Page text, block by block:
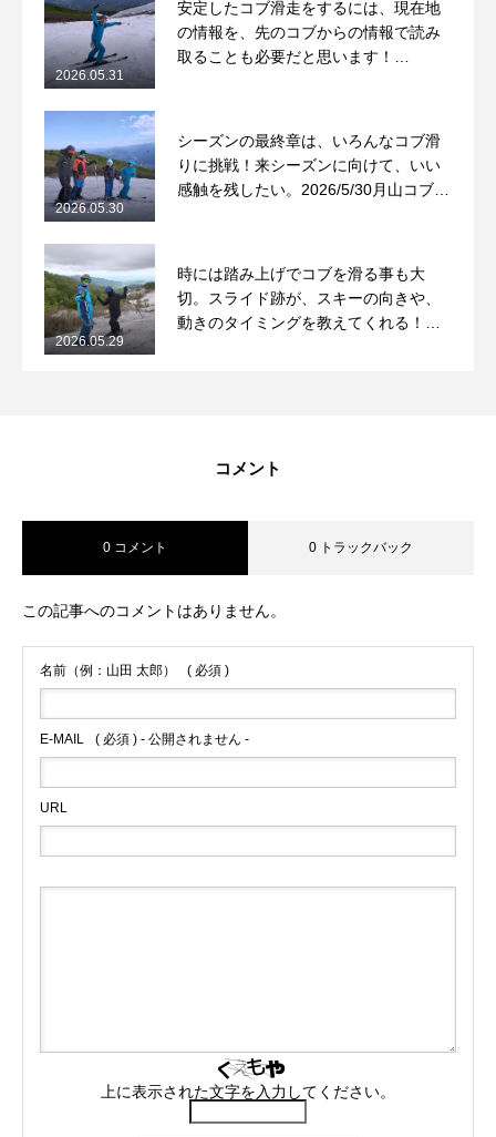
安定したコブ滑走をするには、現在地
の情報を、先のコブからの情報で読み
取ることも必要だと思います！
2026.05.31
シーズンの最終章は、いろんなコブ滑
りに挑戦！来シーズンに向けて、いい
感触を残したい。2026/5/30月山コブレ
2026.05.30
時には踏み上げでコブを滑る事も大
切。スライド跡が、スキーの向きや、
動きのタイミングを教えてくれる！
2026.05.29
コメント
0 コメント 0 トラックバック
この記事へのコメントはありません。
名前（例：山田 太郎） ( 必須 )
E-MAIL ( 必須 ) - 公開されません -
URL
上に表示された文字を入力してください。